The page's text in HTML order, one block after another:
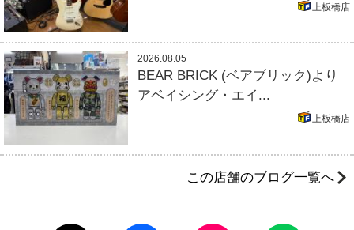
上板橋店
2026.08.05
BEAR BRICK (ベアブリック)より
アベイシング・エイ...
上板橋店
この店舗のブログ一覧へ